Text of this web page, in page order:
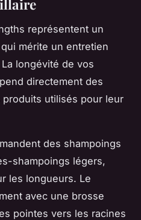
représentent un
mérite un entretien
La longévité de vos
directement des
utilisés pour leur
des shampoings
shampoings légers,
les longueurs. Le
avec une brosse
pointes vers les racines